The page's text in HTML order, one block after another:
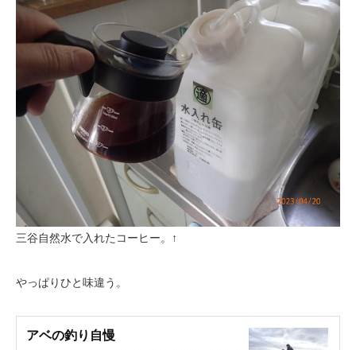
三谷自然水で入れたコーヒー。↑
やっぱりひと味違う。
アベの釣り自慢